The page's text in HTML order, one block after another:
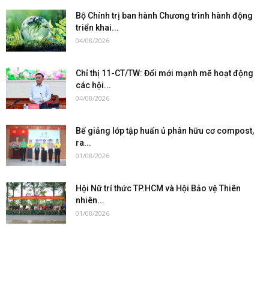
Bộ Chính trị ban hành Chương trình hành động
triển khai...
04/08/2026
Chỉ thị 11-CT/TW: Đổi mới mạnh mẽ hoạt động
các hội...
04/08/2026
Bế giảng lớp tập huấn ủ phân hữu cơ compost,
ra...
01/08/2026
Hội Nữ trí thức TP.HCM và Hội Bảo vệ Thiên
nhiên...
01/08/2026